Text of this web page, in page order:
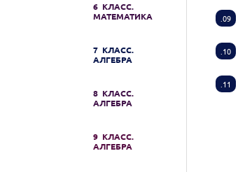
6 КЛАСС.
МАТЕМАТИКА
7 КЛАСС.
АЛГЕБРА
8 КЛАСС.
АЛГЕБРА
9 КЛАСС.
АЛГЕБРА
.09
.10
.11